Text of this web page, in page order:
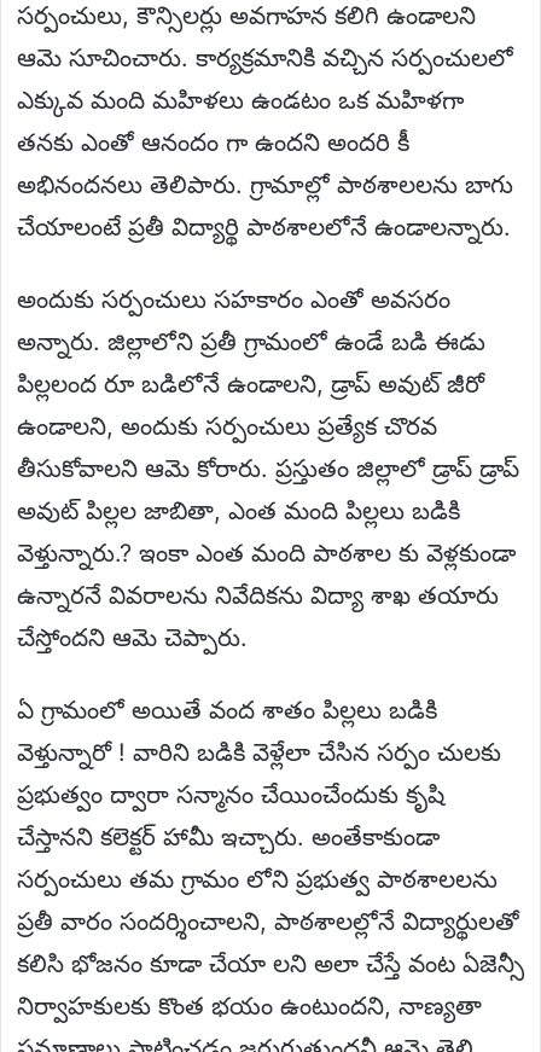
సర్పంచులు, కౌన్సిలర్లు అవగాహన కలిగి ఉండాలని
ఆమె సూచించారు. కార్యక్రమానికి వచ్చిన సర్పంచులలో
ఎక్కువ మంది మహిళలు ఉండటం ఒక మహిళగా
తనకు ఎంతో ఆనందం గా ఉందని అందరి కీ
అభినందనలు తెలిపారు. గ్రామాల్లో పాఠశాలలను బాగు
చేయాలంటే ప్రతీ విద్యార్థి పాఠశాలలోనే ఉండాలన్నారు.
అందుకు సర్పంచులు సహకారం ఎంతో అవసరం
అన్నారు. జిల్లాలోని ప్రతీ గ్రామంలో ఉండే బడి ఈడు
పిల్లలంద రూ బడిలోనే ఉండాలని, డ్రాప్ అవుట్ జీరో
ఉండాలని, అందుకు సర్పంచులు ప్రత్యేక చొరవ
తీసుకోవాలని ఆమె కోరారు. ప్రస్తుతం జిల్లాలో డ్రాప్ డ్రాప్
అవుట్ పిల్లల జాబితా, ఎంత మంది పిల్లలు బడికి
వెళ్తున్నారు.? ఇంకా ఎంత మంది పాఠశాల కు వెళ్లకుండా
ఉన్నారనే వివరాలను నివేదికను విద్యా శాఖ తయారు
చేస్తోందని ఆమె చెప్పారు.
ఏ గ్రామంలో అయితే వంద శాతం పిల్లలు బడికి
వెళ్తున్నారో ! వారిని బడికి వెళ్లేలా చేసిన సర్పం చులకు
ప్రభుత్వం ద్వారా సన్మానం చేయించేందుకు కృషి
చేస్తానని కలెక్టర్ హామీ ఇచ్చారు. అంతేకాకుండా
సర్పంచులు తమ గ్రామం లోని ప్రభుత్వ పాఠశాలలను
ప్రతీ వారం సందర్శించాలని, పాఠశాలల్లోనే విద్యార్థులతో
కలిసి భోజనం కూడా చేయా లని అలా చేస్తే వంట ఏజెన్సీ
నిర్వాహకులకు కొంత భయం ఉంటుందని, నాణ్యతా